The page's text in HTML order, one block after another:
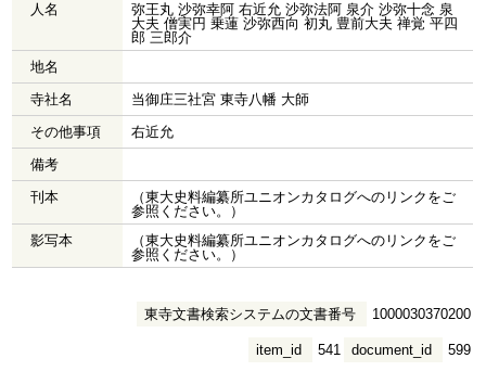
人名
弥王丸 沙弥幸阿 右近允 沙弥法阿 泉介 沙弥十念 泉
大夫 僧実円 乗蓮 沙弥西向 初丸 豊前大夫 禅覚 平四
郎 三郎介
地名
寺社名
当御庄三社宮 東寺八幡 大師
その他事項
右近允
備考
刊本
（東大史料編纂所ユニオンカタログへのリンクをご
参照ください。）
影写本
（東大史料編纂所ユニオンカタログへのリンクをご
参照ください。）
東寺文書検索システムの文書番号 1000030370200
document_id 599
item_id 541